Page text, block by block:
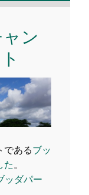
ン
であるブッ
た 。
ッダパー